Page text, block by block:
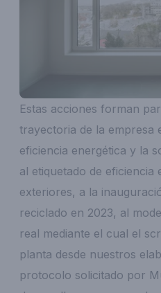
Estas acciones forman
trayectoria de la empresa
eficiencia energética y la
al etiquetado de eficiencia
exteriores, a la
reciclado en 2023, al
real mediante el cual el
planta desde nuestros
protocolo solicitado por